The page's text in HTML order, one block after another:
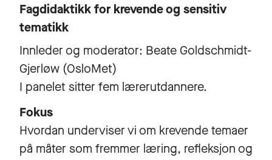
Fagdidaktikk for krevende og sensitiv
tematikk
Innleder og moderator: Beate Goldschmidt-
Gjerløw (OsloMet)
I panelet sitter fem lærerutdannere.
Fokus
Hvordan underviser vi om krevende temaer
på måter som fremmer læring, refleksjon og